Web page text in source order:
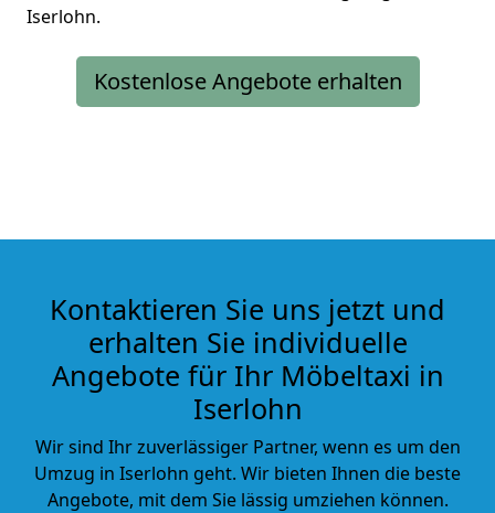
Iserlohn.
Kostenlose Angebote erhalten
Kontaktieren Sie uns jetzt und
erhalten Sie individuelle
Angebote für Ihr Möbeltaxi in
Iserlohn
Wir sind Ihr zuverlässiger Partner, wenn es um den
Umzug in Iserlohn geht. Wir bieten Ihnen die beste
Angebote, mit dem Sie lässig umziehen können.